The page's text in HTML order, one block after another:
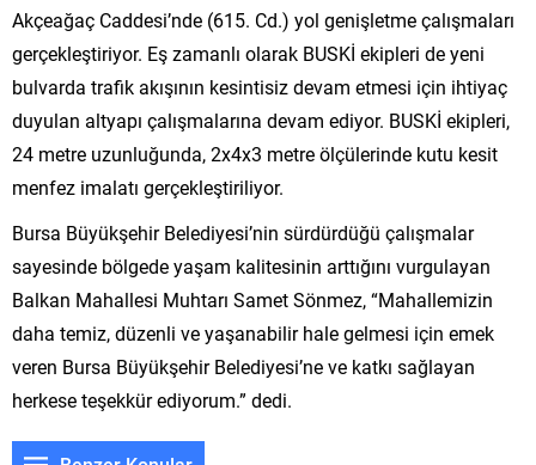
Akçeağaç Caddesi’nde (615. Cd.) yol genişletme çalışmaları
gerçekleştiriyor. Eş zamanlı olarak BUSKİ ekipleri de yeni
bulvarda trafik akışının kesintisiz devam etmesi için ihtiyaç
duyulan altyapı çalışmalarına devam ediyor. BUSKİ ekipleri,
24 metre uzunluğunda, 2x4x3 metre ölçülerinde kutu kesit
menfez imalatı gerçekleştiriliyor.
Bursa Büyükşehir Belediyesi’nin sürdürdüğü çalışmalar
sayesinde bölgede yaşam kalitesinin arttığını vurgulayan
Balkan Mahallesi Muhtarı Samet Sönmez, “Mahallemizin
daha temiz, düzenli ve yaşanabilir hale gelmesi için emek
veren Bursa Büyükşehir Belediyesi’ne ve katkı sağlayan
herkese teşekkür ediyorum.” dedi.